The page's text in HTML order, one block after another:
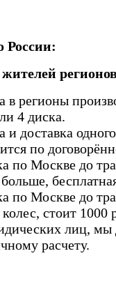
России:
в регионы
4 диска.
и доставка
по
по Москве до
по Москве до
стоит 1000
лиц, мы
расчету.